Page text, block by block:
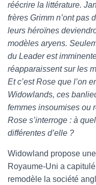
réécrire la littérature.
frères Grimm n’ont pas
leurs héroïnes
modèles aryens.
du Leader est
réapparaissent sur les
Et c’est Rose que l’on
Widowlands, ces
femmes insoumises ou
Rose s’interroge : à
différentes d’elle ?
Widowland propose
Royaume-Uni a
remodèle la société